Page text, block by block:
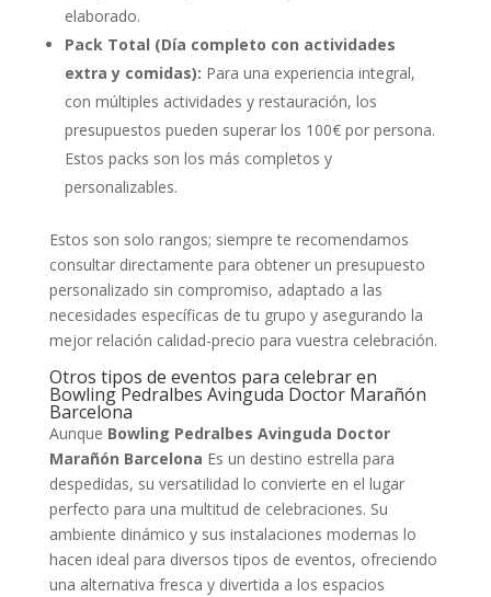
elaborado.
Pack Total (Día completo con actividades
extra y comidas): Para una experiencia integral,
con múltiples actividades y restauración, los
presupuestos pueden superar los 100€ por persona.
Estos packs son los más completos y
personalizables.
Estos son solo rangos; siempre te recomendamos
consultar directamente para obtener un presupuesto
personalizado sin compromiso, adaptado a las
necesidades específicas de tu grupo y asegurando la
mejor relación calidad-precio para vuestra celebración.
Otros tipos de eventos para celebrar en
Bowling Pedralbes Avinguda Doctor Marañón
Barcelona
Aunque Bowling Pedralbes Avinguda Doctor
Marañón Barcelona Es un destino estrella para
despedidas, su versatilidad lo convierte en el lugar
perfecto para una multitud de celebraciones. Su
ambiente dinámico y sus instalaciones modernas lo
hacen ideal para diversos tipos de eventos, ofreciendo
una alternativa fresca y divertida a los espacios